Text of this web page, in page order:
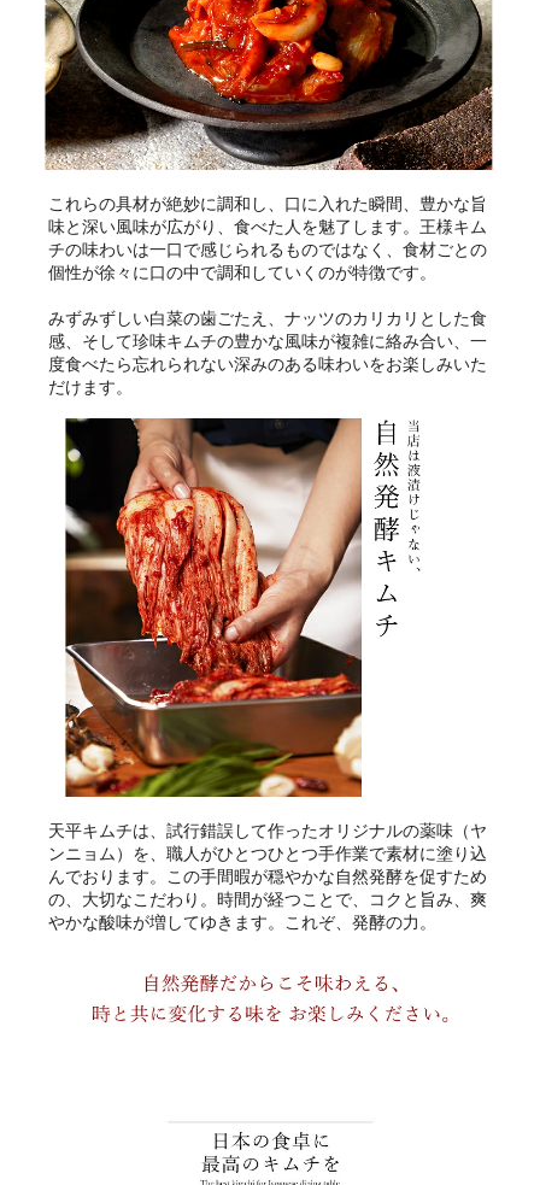
これらの具材が絶妙に調和し、口に入れた瞬間、豊かな旨
味と深い風味が広がり、食べた人を魅了します。王様キム
チの味わいは一口で感じられるものではなく、食材ごとの
個性が徐々に口の中で調和していくのが特徴です。
みずみずしい白菜の歯ごたえ、ナッツのカリカリとした食
感、そして珍味キムチの豊かな風味が複雑に絡み合い、一
度食べたら忘れられない深みのある味わいをお楽しみいた
だけます。
天平キムチは、試行錯誤して作ったオリジナルの薬味（ヤ
ンニョム）を、職人がひとつひとつ手作業で素材に塗り込
んでおります。この手間暇が穏やかな自然発酵を促すため
の、大切なこだわり。時間が経つことで、コクと旨み、爽
やかな酸味が増してゆきます。これぞ、発酵の力。